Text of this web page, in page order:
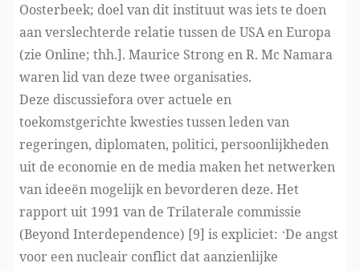
Oosterbeek; doel van dit instituut was iets te doen
aan verslechterde relatie tussen de USA en Europa
(zie Online; thh.]. Maurice Strong en R. Mc Namara
waren lid van deze twee organisaties.
Deze discussiefora over actuele en
toekomstgerichte kwesties tussen leden van
regeringen, diplomaten, politici, persoonlijkheden
uit de economie en de media maken het netwerken
van ideeën mogelijk en bevorderen deze. Het
rapport uit 1991 van de Trilaterale commissie
(Beyond Interdependence) [9] is expliciet: ‘De angst
voor een nucleair conflict dat aanzienlijke